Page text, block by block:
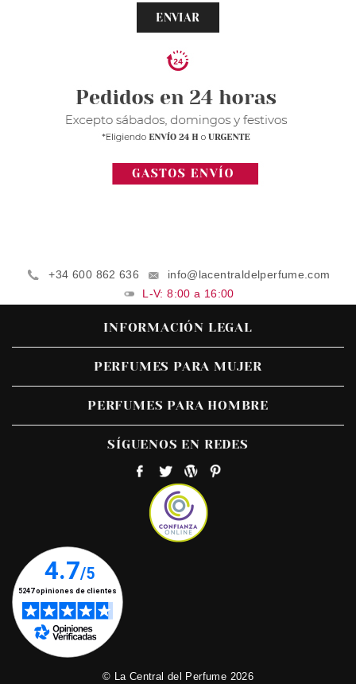
ENVIAR
+34 600 862 636
info@lacentraldelperfume.com
L-V: 8:00 a 16:00
INFORMACIÓN LEGAL
PERFUMES PARA MUJER
PERFUMES PARA HOMBRE
SÍGUENOS EN REDES
© La Central del Perfume 2026